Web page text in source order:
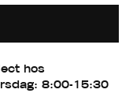
hos
8:00-15:30